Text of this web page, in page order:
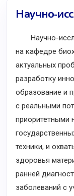
Научно-
Научно-
на кафедре
актуальных
разработку
образование и
с реальными
приоритетными
техники, и
здоровья
ранней
заболеваний с